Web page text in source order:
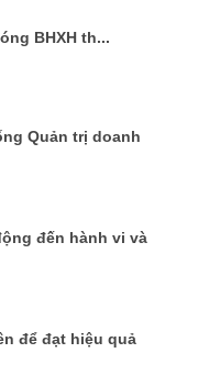
BHXH th...
Quản trị doanh
đến hành vi và
để đạt hiệu quả